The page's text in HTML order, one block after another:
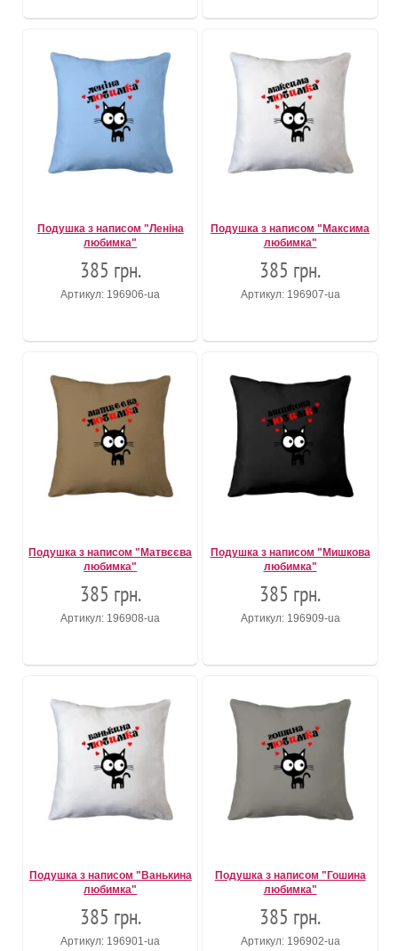
Подушка з написом "Леніна
любимка"
385 грн.
Артикул: 196906-ua
Подушка з написом "Максима
любимка"
385 грн.
Артикул: 196907-ua
Подушка з написом "Матвєєва
любимка"
385 грн.
Артикул: 196908-ua
Подушка з написом "Мишкова
любимка"
385 грн.
Артикул: 196909-ua
Подушка з написом "Ванькина
любимка"
385 грн.
Артикул: 196901-ua
Подушка з написом "Гошина
любимка"
385 грн.
Артикул: 196902-ua